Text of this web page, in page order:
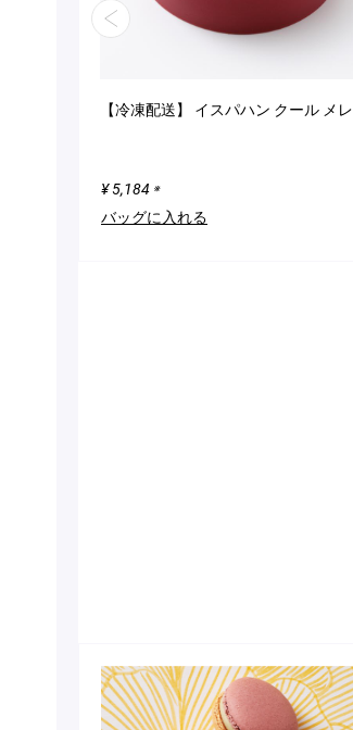
【冷凍配送】 イスパハン クール メレ
¥ 5,184 ※
バッグに入れる